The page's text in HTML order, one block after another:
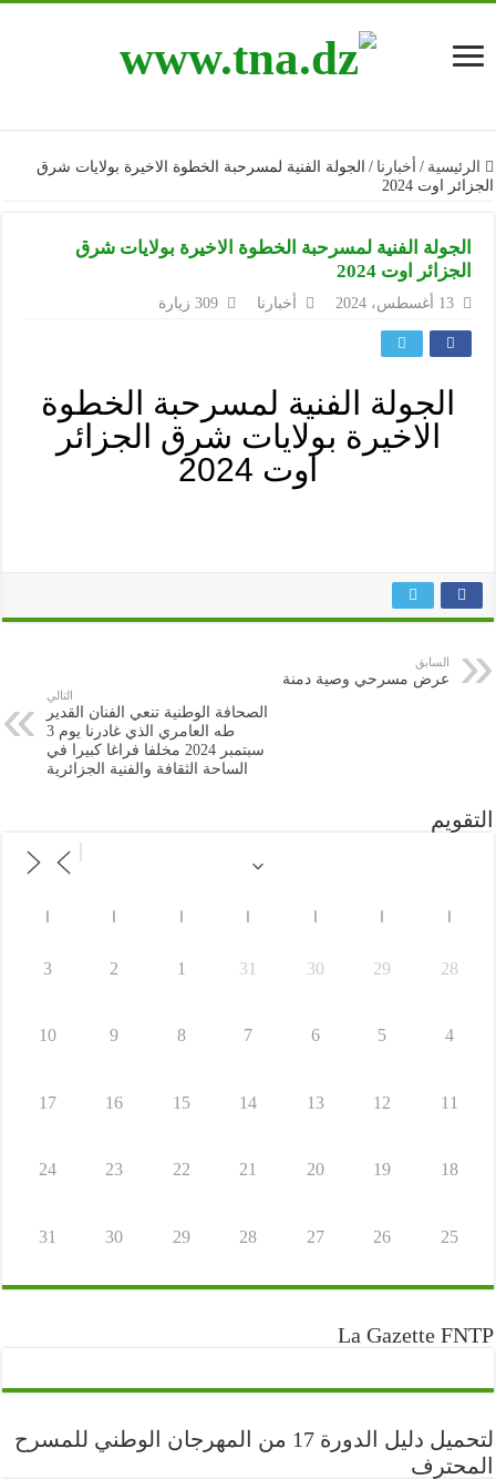
الرئيسية / أخبارنا / الجولة الفنية لمسرحبة الخطوة الاخيرة بولايات شرق
الجزائر اوت 2024
الجولة الفنية لمسرحبة الخطوة الاخيرة بولايات شرق
الجزائر اوت 2024
13 أغسطس، 2024 أخبارنا 309 زيارة
الجولة الفنية لمسرحبة الخطوة
الاخيرة بولايات شرق الجزائر
اوت 2024
السابق
عرض مسرحي وصية دمنة
التالي
الصحافة الوطنية تنعي الفنان القدير
طه العامري الذي غادرنا يوم 3
سبتمبر 2024 مخلفا فراغا كبيرا في
الساحة الثقافة والفنية الجزائرية
التقويم
28
29
30
31
1
2
3
4
5
6
7
8
9
10
11
12
13
14
15
16
17
18
19
20
21
22
23
24
25
26
27
28
29
30
31
La Gazette FNTP
لتحميل دليل الدورة 17 من المهرجان الوطني للمسرح
المحترف